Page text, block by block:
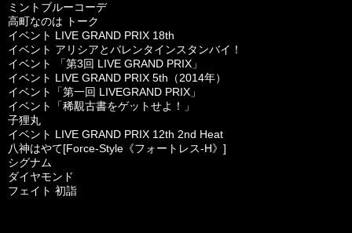
ミントブルーコーデ
高町なのは トーク
イベント LIVE GRAND PRIX 18th
イベント アリシアとバレンタインスタンバイ！
イベント 「第3回 LIVE GRAND PRIX」
イベント LIVE GRAND PRIX 5th（2014年）
イベント「第一回 LIVEGRAND PRIX」
イベント「稀覯古書をゲットせよ！」
子狸丸
イベント LIVE GRAND PRIX 12th 2nd Heat
八神はやて[Force-Style《フォートレス-H》]
シグナム
ダイヤモンド
フェイト 初詣